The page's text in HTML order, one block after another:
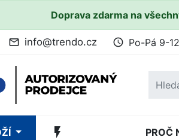
Doprava zdarma na
mail_outline info@trendo.cz access_time Po-Pá 9-
flash_on
PROČ